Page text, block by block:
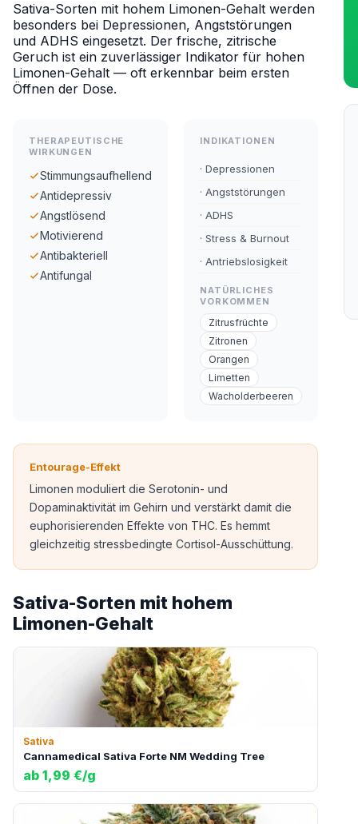
Sativa-Sorten mit hohem Limonen-Gehalt werden
besonders bei Depressionen, Angststörungen
und ADHS eingesetzt. Der frische, zitrische
Geruch ist ein zuverlässiger Indikator für hohen
Limonen-Gehalt — oft erkennbar beim ersten
Öffnen der Dose.
THERAPEUTISCHE
WIRKUNGEN
Stimmungsaufhellend
Antidepressiv
Angstlösend
Motivierend
Antibakteriell
Antifungal
INDIKATIONEN
· Depressionen
· Angststörungen
· ADHS
· Stress & Burnout
· Antriebslosigkeit
NATÜRLICHES
VORKOMMEN
Zitrusfrüchte
Zitronen
Orangen
Limetten
Wacholderbeeren
Entourage-Effekt
Limonen moduliert die Serotonin- und
Dopaminaktivität im Gehirn und verstärkt damit die
euphorisierenden Effekte von THC. Es hemmt
gleichzeitig stressbedingte Cortisol-Ausschüttung.
Sativa-Sorten mit hohem
Limonen-Gehalt
Sativa
Cannamedical Sativa Forte NM Wedding Tree
ab 1,99 €/g